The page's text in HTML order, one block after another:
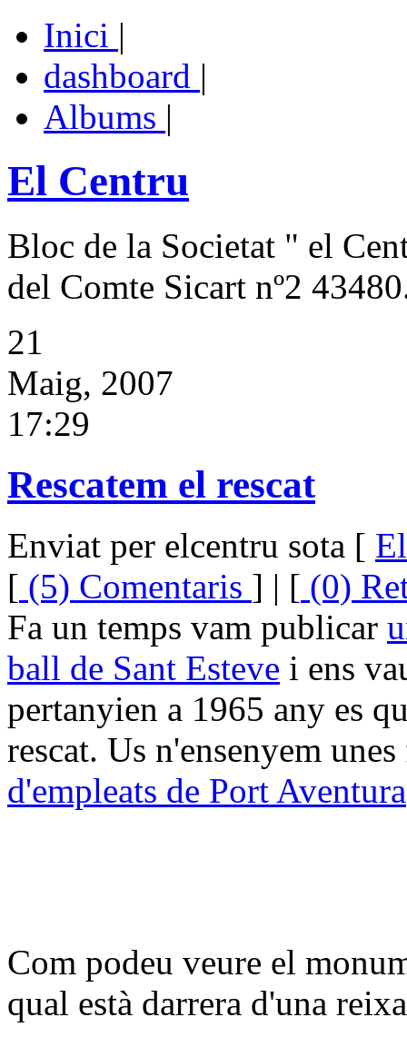
Inici |
dashboard |
Albums |
El Centru
Bloc de la Societat " el
del Comte Sicart nº2
21
Maig, 2007
17:29
Rescatem el rescat
Enviat per elcentru sota [
[ (5) Comentaris ] | [ (0)
Fa un temps vam publicar
ball de Sant Esteve i ens
pertanyien a 1965 any es
rescat. Us n'ensenyem
d'empleats de Port Aventura
Com podeu veure el
qual està darrera d'una